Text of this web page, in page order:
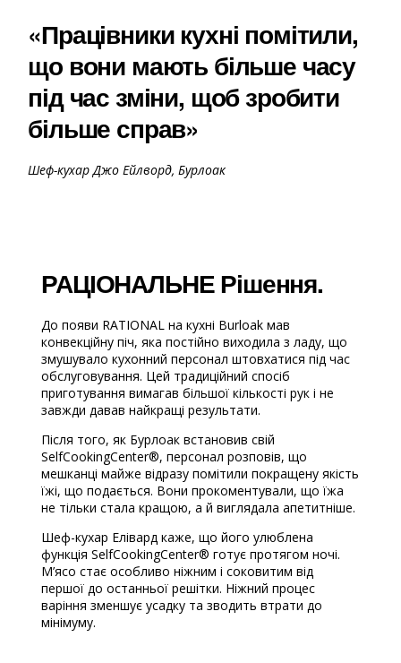
«Працівники кухні помітили,
що вони мають більше часу
під час зміни, щоб зробити
більше справ»
Шеф-кухар Джо Ейлворд, Бурлоак
РАЦІОНАЛЬНЕ Рішення.
До появи RATIONAL на кухні Burloak мав
конвекційну піч, яка постійно виходила з ладу, що
змушувало кухонний персонал штовхатися під час
обслуговування. Цей традиційний спосіб
приготування вимагав більшої кількості рук і не
завжди давав найкращі результати.
Після того, як Бурлоак встановив свій
SelfCookingCenter®, персонал розповів, що
мешканці майже відразу помітили покращену якість
їжі, що подається. Вони прокоментували, що їжа
не тільки стала кращою, а й виглядала апетитніше.
Шеф-кухар Елівард каже, що його улюблена
функція SelfCookingCenter® готує протягом ночі.
М’ясо стає особливо ніжним і соковитим від
першої до останньої решітки. Ніжний процес
варіння зменшує усадку та зводить втрати до
мінімуму.